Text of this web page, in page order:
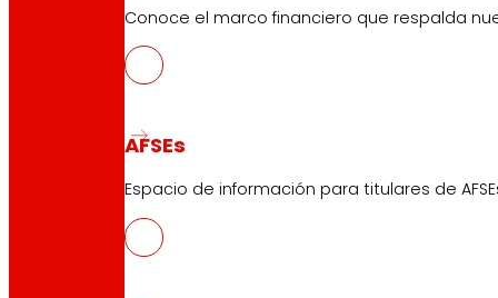
Conoce el marco financiero que respalda
AFSEs
Espacio de información para titulares de